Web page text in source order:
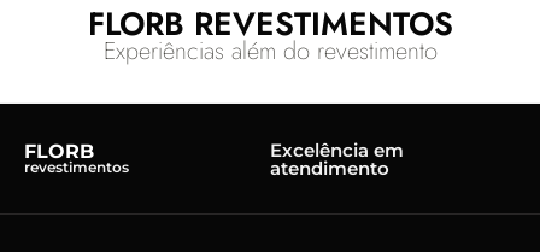
FLORB REVESTIMENTOS
Experiências além do revestimento
FLORB
revestimentos
Excelência em
atendimento